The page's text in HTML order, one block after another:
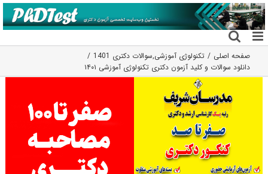
رفتن
به
محتوا
صفحه اصلی تکنولوژی آموزشی,سوالات دکتری 1401
دانلود سوالات و کلید آزمون دکتری تکنولوژی آموزشی ۱۴۰۱